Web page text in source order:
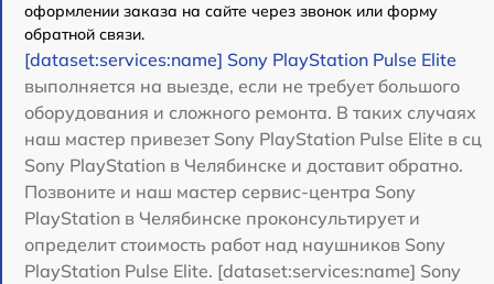
оформлении заказа на сайте через звонок или форму
обратной связи.
[dataset:services:name] Sony PlayStation Pulse Elite
выполняется на выезде, если не требует большого
оборудования и сложного ремонта. В таких случаях
наш мастер привезет Sony PlayStation Pulse Elite в сц
Sony PlayStation в Челябинске и доставит обратно.
Позвоните и наш мастер сервис-центра Sony
PlayStation в Челябинске проконсультирует и
определит стоимость работ над наушников Sony
PlayStation Pulse Elite. [dataset:services:name] Sony